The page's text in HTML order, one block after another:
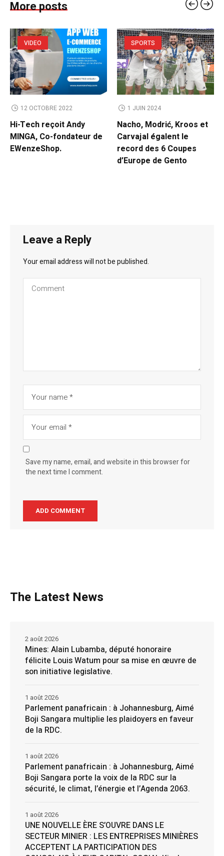
More posts
VIDEO
12 OCTOBRE 2022
Hi-Tech reçoit Andy
MINGA, Co-fondateur de
EWenzeShop.
SPORTS
1 JUIN 2024
Nacho, Modrić, Kroos et
Carvajal égalent le
record des 6 Coupes
d’Europe de Gento
Leave a Reply
Your email address will not be published.
Save my name, email, and website in this browser for
the next time I comment.
The Latest News
Mines: Alain Lubamba, député honoraire
félicite Louis Watum pour sa mise en œuvre de
son initiative legislative.
2 août 2026
Parlement panafricain : à Johannesburg, Aimé
Boji Sangara multiplie les plaidoyers en faveur
de la RDC.
1 août 2026
Parlement panafricain : à Johannesburg, Aimé
Boji Sangara porte la voix de la RDC sur la
sécurité, le climat, l’énergie et l’Agenda 2063.
1 août 2026
UNE NOUVELLE ÈRE S’OUVRE DANS LE
SECTEUR MINIER : LES ENTREPRISES MINIÈRES
ACCEPTENT LA PARTICIPATION DES
1 août 2026